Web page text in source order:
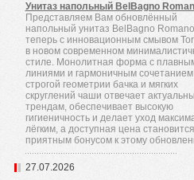
Унитаз напольный BelBagno
Представляем Вам обновлённый
напольный унитаз BelBagno
теперь с инновационным смывом
в новом современном
стиле. Монолитная форма с
линиями и гармоничным сочетанием
строгой геометрии бачка и мягких
скруглений чаши отвечает
трендам, обеспечивает высокую
гигиеничность и делает уход
лёгким, а доступная цена становится
приятным бонусом к этому
27.07.2026